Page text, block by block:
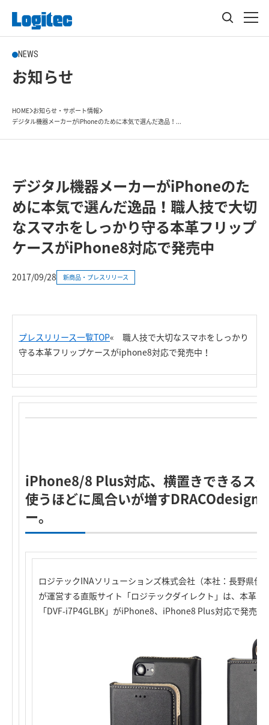
NEWS
お知らせ
HOME お知らせ・サポート情報
デジタル機器メーカーがiPhoneのために本気で選んだ逸品！...
デジタル機器メーカーがiPhoneのた
めに本気で選んだ逸品！職人技で大切
なスマホをしっかり守る本革フリップ
ケースがiPhone8対応で発売中
2017/09/28 新商品・プレスリリース
プレスリリース一覧TOP«
職人技で大切なスマホをしっかり
守る本革フリップケースがiphone8対応で発売中！
iPhone8/8 Plus対応、横置きできるス
使うほどに風合いが増すDRACOdesign
ー。
ロジテックINAソリューションズ株式会社（本社：長野県伊
が運営する直販サイト「ロジテックダイレクト」は、本革
「DVF-i7P4GLBK」がiPhone8、iPhone8 Plus対応で発売中